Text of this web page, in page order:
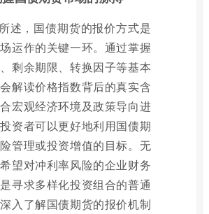
述，国债期货的报价方式是
运作的关键一环。通过掌握
剩余期限、转换因子等基本
解读价格指数背后的真实含
宏观经济环境及政策导向进
资者可以更好地利用国债期
管理或投资增值的目标。无
望对冲利率风险的企业财务
寻求多样化投资组合的普通
入了解国债期货的报价机制